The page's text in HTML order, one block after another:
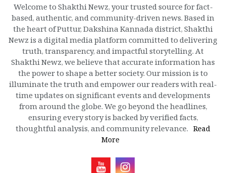
Welcome to Shakthi Newz, your trusted source for fact-
based, authentic, and community-driven news. Based in
the heart of Puttur, Dakshina Kannada district, Shakthi
Newz is a digital media platform committed to delivering
truth, transparency, and impactful storytelling. At
Shakthi Newz, we believe that accurate information has
the power to shape a better society. Our mission is to
illuminate the truth and empower our readers with real-
time updates on significant events and developments
from around the globe. We go beyond the headlines,
ensuring every story is backed by verified facts,
thoughtful analysis, and community relevance. Read
More